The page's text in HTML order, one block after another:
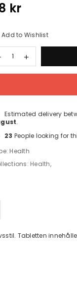
kr
Add to Wishlist
Estimated delivery
.
23 People looking for
Health
Health,
Tabletten